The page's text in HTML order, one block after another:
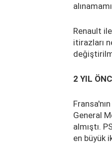
Renault
itirazları
2 YIL
General
almıştı.
en büyük